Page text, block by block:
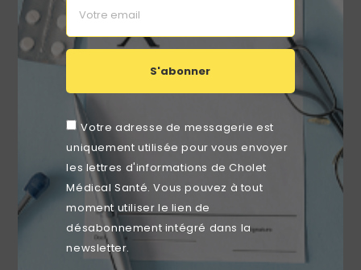
S'abonner
Votre adresse de messagerie est
uniquement utilisée pour vous envoyer
les lettres d'informations de Cholet
Médical Santé. Vous pouvez à tout
moment utiliser le lien de
désabonnement intégré dans la
newsletter.
favorite_border